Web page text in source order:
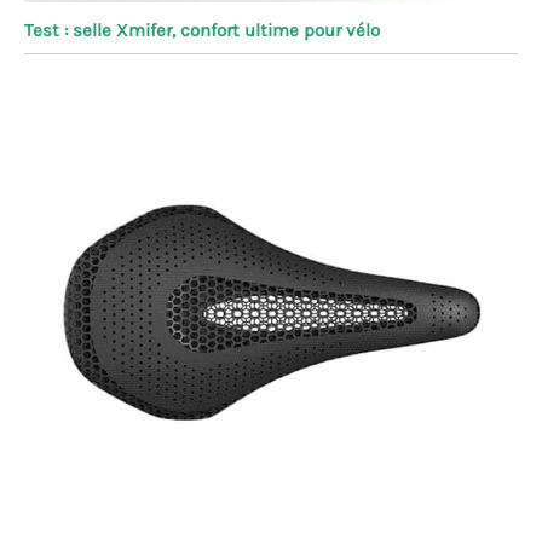
Test : selle Xmifer, confort ultime pour vélo